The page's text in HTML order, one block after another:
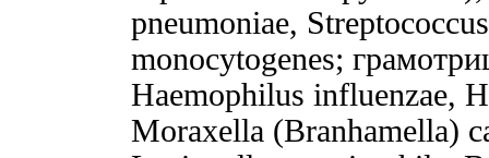
pneumoniae,
monocytogenes;
Haemophilus influenzae,
Moraxella (Branhamella)